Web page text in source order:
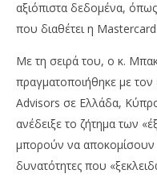
αξιόπιστα δεδομένα,
που διαθέτει η Mastercard.
Με τη σειρά του, ο κ.
πραγματοποιήθηκε με
Advisors σε Ελλάδα,
ανέδειξε το ζήτημα των
μπορούν να αποκομίσουν
δυνατότητες που